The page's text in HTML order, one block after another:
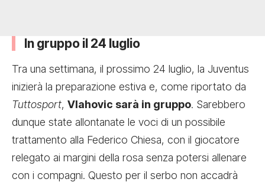
In gruppo il 24 luglio
Tra una settimana, il prossimo 24 luglio, la Juventus
inizierà la preparazione estiva e, come riportato da
Tuttosport, Vlahovic sarà in gruppo. Sarebbero
dunque state allontanate le voci di un possibile
trattamento alla Federico Chiesa, con il giocatore
relegato ai margini della rosa senza potersi allenare
con i compagni. Questo per il serbo non accadrà